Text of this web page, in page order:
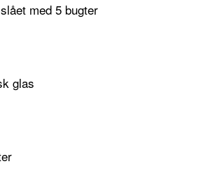
med 5 bugter
glas